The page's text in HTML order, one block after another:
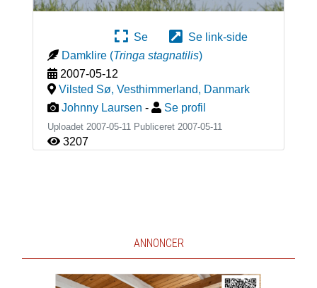
Se
Se link-side
Damklire (Tringa stagnatilis)
2007-05-12
Vilsted Sø, Vesthimmerland, Danmark
Johnny Laursen - Se profil
Uploadet 2007-05-11 Publiceret 2007-05-11
3207
ANNONCER